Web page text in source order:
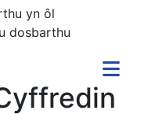
yn ôl
dosbarthu